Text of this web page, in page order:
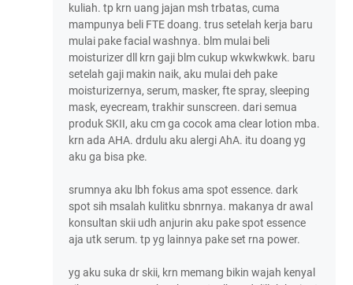
kuliah. tp krn uang jajan msh trbatas, cuma
mampunya beli FTE doang. trus setelah kerja baru
mulai pake facial washnya. blm mulai beli
moisturizer dll krn gaji blm cukup wkwkwkwk. baru
setelah gaji makin naik, aku mulai deh pake
moisturizernya, serum, masker, fte spray, sleeping
mask, eyecream, trakhir sunscreen. dari semua
produk SKII, aku cm ga cocok ama clear lotion mba.
krn ada AHA. drdulu aku alergi AhA. itu doang yg
aku ga bisa pke.
srumnya aku lbh fokus ama spot essence. dark
spot sih msalah kulitku sbnrnya. makanya dr awal
konsultan skii udh anjurin aku pake spot essence
aja utk serum. tp yg lainnya pake set rna power.
yg aku suka dr skii, krn memang bikin wajah kenyal